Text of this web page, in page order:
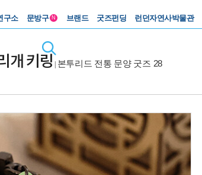
구소 문방구 N 브랜드 굿즈펀딩 런던자연사박물관
개 키링 본투리드 전통 문양 굿즈 28